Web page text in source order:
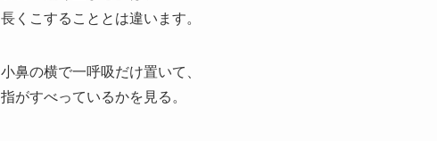
長くこすることとは違います。
小鼻の横で一呼吸だけ置いて、
指がすべっているかを見る。